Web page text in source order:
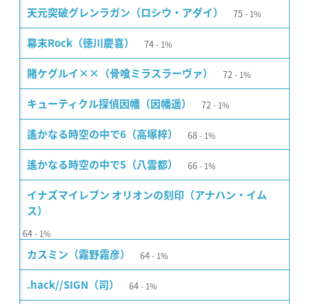
天元突破グレンラガン（ロシウ・アダイ） 75 1%
幕末Rock（徳川慶喜） 74 1%
賭ケグルイ××（骨喰ミラスラーヴァ） 72 1%
キューティクル探偵因幡（因幡遥） 72 1%
遙かなる時空の中で6（高塚梓） 68 1%
遙かなる時空の中で5（八雲都） 66 1%
イナズマイレブン オリオンの刻印（アナハン・イム
ス）
64 1%
カスミン（霧野霧彦） 64 1%
.hack//SIGN（司） 64 1%